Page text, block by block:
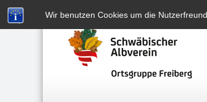
Wir benutzen Cookies um die
Skip
to